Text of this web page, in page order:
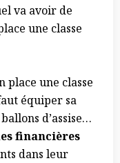
va avoir de
une classe
place une classe
équiper sa
d’assise…
financières
dans leur